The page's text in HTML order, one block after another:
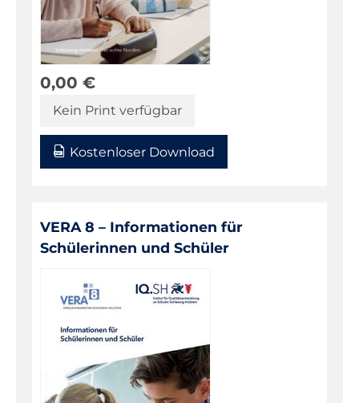
0,00 €
Kein Print verfügbar
Kostenloser Download
VERA 8 – Informationen für
Schülerinnen und Schüler